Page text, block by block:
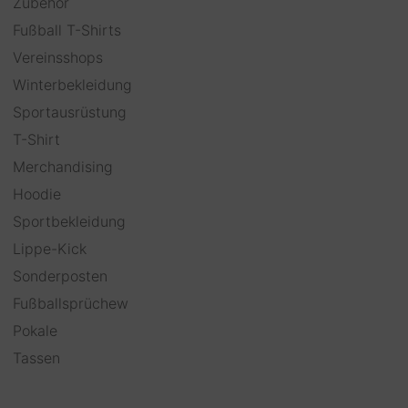
Fußball T-Shirts
Vereinsshops
Winterbekleidung
Sportausrüstung
T-Shirt
Merchandising
Hoodie
Sportbekleidung
Lippe-Kick
Sonderposten
Fußballsprüchew
Pokale
Tassen